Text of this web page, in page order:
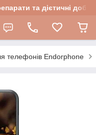
та дієтичні
телефонів Endorphone